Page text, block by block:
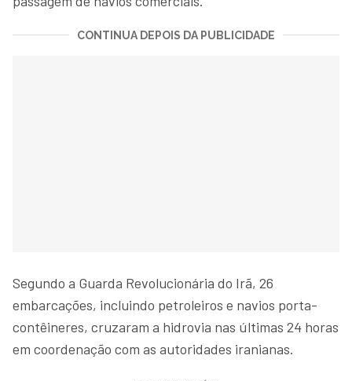
CONTINUA DEPOIS DA PUBLICIDADE
Segundo a Guarda Revolucionária do Irã, 26
embarcações, incluindo petroleiros e navios porta-
contêineres, cruzaram a hidrovia nas últimas 24 horas
em coordenação com as autoridades iranianas.